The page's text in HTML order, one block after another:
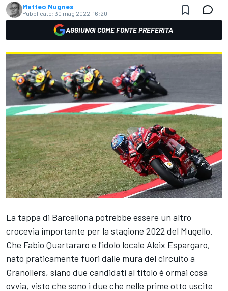
Matteo Nugnes
Pubblicato: 30 mag 2022, 16:20
AGGIUNGI COME FONTE PREFERITA
La tappa di Barcellona potrebbe essere un altro
crocevia importante per la stagione 2022 del Mugello.
Che Fabio Quartararo e l'idolo locale Aleix Espargaro,
nato praticamente fuori dalle mura del circuito a
Granollers, siano due candidati al titolo è ormai cosa
ovvia, visto che sono i due che nelle prime otto uscite